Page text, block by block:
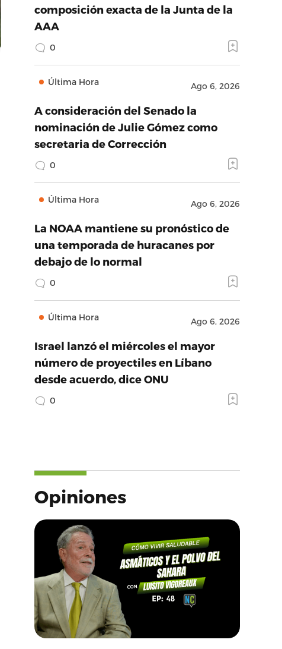
composición exacta de la Junta de la
AAA
0
Última Hora Ago 6, 2026
A consideración del Senado la
nominación de Julie Gómez como
secretaria de Corrección
0
Última Hora Ago 6, 2026
La NOAA mantiene su pronóstico de
una temporada de huracanes por
debajo de lo normal
0
Última Hora Ago 6, 2026
Israel lanzó el miércoles el mayor
número de proyectiles en Líbano
desde acuerdo, dice ONU
0
Opiniones